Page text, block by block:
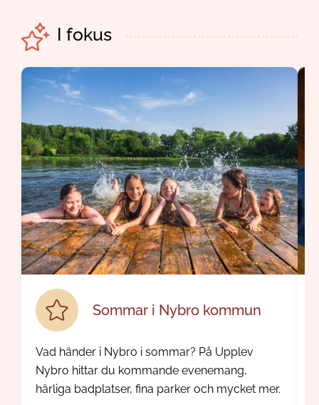
I fokus
Sommar i Nybro kommun
Vad händer i Nybro i sommar? På Upplev
Nybro hittar du kommande evenemang,
härliga badplatser, fina parker och mycket mer.